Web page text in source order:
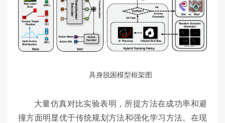
具身脱困模型框架图
大量仿真对比实验表明，所提方法在成功率和避
撞方面明显优于传统规划方法和强化学习方法。在现